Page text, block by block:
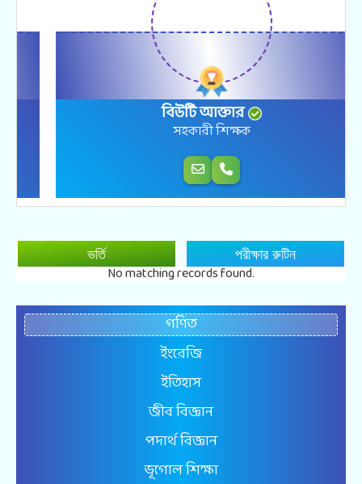
বিউটি আক্তার
সহকারী শিক্ষক
ভর্তি পরীক্ষার রুটিন
No matching records found.
গণিত
ইংরেজি
ইতিহাস
জীব বিজ্ঞান
পদার্থ বিজ্ঞান
ভূগোল শিক্ষা